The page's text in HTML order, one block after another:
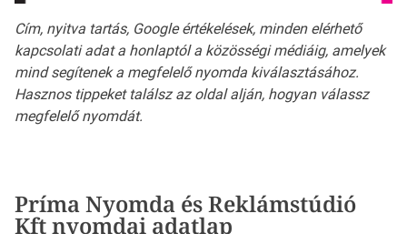
Cím, nyitva tartás, Google értékelések, minden elérhető
kapcsolati adat a honlaptól a közösségi médiáig, amelyek
mind segítenek a megfelelő nyomda kiválasztásához.
Hasznos tippeket találsz az oldal alján, hogyan válassz
megfelelő nyomdát.
Príma Nyomda és Reklámstúdió
Kft nyomdai adatlap